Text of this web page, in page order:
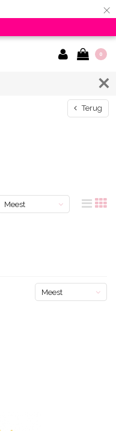
×
0
Terug
Meest
Meest